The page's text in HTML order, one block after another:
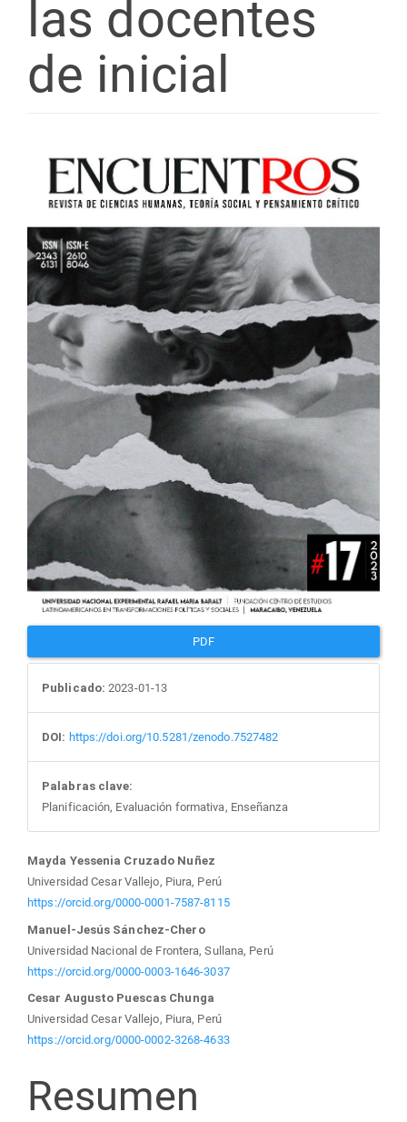
las docentes
de inicial
Barra
lateral
del
artículo
PDF
Publicado: 2023-01-13
DOI: https://doi.org/10.5281/zenodo.7527482
Palabras clave:
Planificación, Evaluación formativa, Enseñanza
Contenido
principal
del
artículo
Mayda Yessenia Cruzado Nuñez
Universidad Cesar Vallejo, Piura, Perú
https://orcid.org/0000-0001-7587-8115
Manuel-Jesús Sánchez-Chero
Universidad Nacional de Frontera, Sullana, Perú
https://orcid.org/0000-0003-1646-3037
Cesar Augusto Puescas Chunga
Universidad Cesar Vallejo, Piura, Perú
https://orcid.org/0000-0002-3268-4633
Resumen